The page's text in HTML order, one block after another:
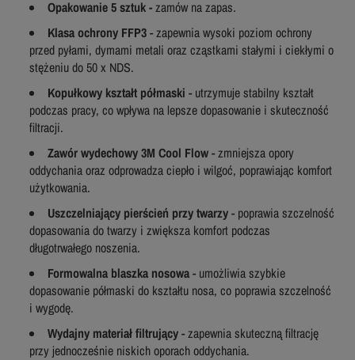
Opakowanie 5 sztuk -zamów na zapas.
Klasa ochrony FFP3- zapewnia wysoki poziom ochrony
przed pyłami, dymami metali oraz cząstkami stałymi i ciekłymi o
stężeniu do 50 x NDS.
Kopułkowy kształt półmaski - utrzymuje stabilny kształt
podczas pracy, co wpływa na lepsze dopasowanie i skuteczność
filtracji.
Zawór wydechowy 3M Cool Flow- zmniejsza opory
oddychania oraz odprowadza ciepło i wilgoć, poprawiając komfort
użytkowania.
Uszczelniający pierścień przy twarzy- poprawia szczelność
dopasowania do twarzy i zwiększa komfort podczas
długotrwałego noszenia.
Formowalna blaszka nosowa- umożliwia szybkie
dopasowanie półmaski do kształtu nosa, co poprawia szczelność
i wygodę.
Wydajny materiał filtrujący- zapewnia skuteczną filtrację
przy jednocześnie niskich oporach oddychania.